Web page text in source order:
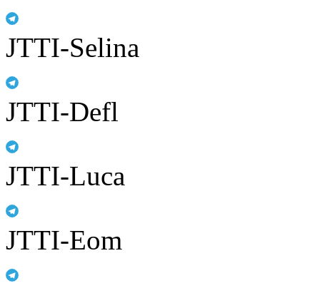
JTTI-Selina
JTTI-Defl
JTTI-Luca
JTTI-Eom